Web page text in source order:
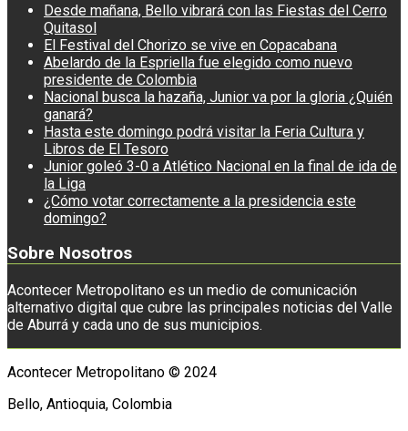
Desde mañana, Bello vibrará con las Fiestas del Cerro
Quitasol
El Festival del Chorizo se vive en Copacabana
Abelardo de la Espriella fue elegido como nuevo
presidente de Colombia
Nacional busca la hazaña, Junior va por la gloria ¿Quién
ganará?
Hasta este domingo podrá visitar la Feria Cultura y
Libros de El Tesoro
Junior goleó 3-0 a Atlético Nacional en la final de ida de
la Liga
¿Cómo votar correctamente a la presidencia este
domingo?
Sobre Nosotros
Acontecer Metropolitano es un medio de comunicación
alternativo digital que cubre las principales noticias del Valle
de Aburrá y cada uno de sus municipios.
Acontecer Metropolitano © 2024
Bello, Antioquia, Colombia